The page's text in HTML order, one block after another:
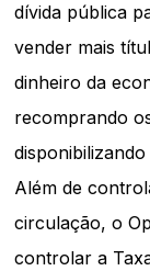
dívida pública
vender mais
dinheiro da
recomprando
Além de
circulação, o
controlar a